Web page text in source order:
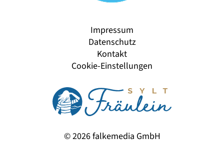
© 2026 falkemedia GmbH
Impressum
Datenschutz
Kontakt
Cookie-Einstellungen